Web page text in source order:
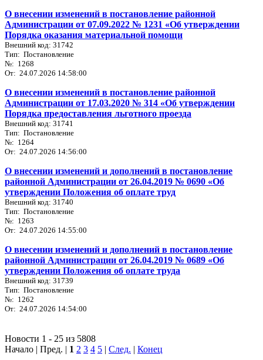
О внесении изменений в постановление районной
Администрации от 07.09.2022 № 1231 «Об утверждении
Порядка оказания материальной помощи
Внешний код: 31742
Тип: Постановление
№: 1268
От: 24.07.2026 14:58:00
О внесении изменений в постановление районной
Администрации от 17.03.2020 № 314 «Об утверждении
Порядка предоставления льготного проезда
Внешний код: 31741
Тип: Постановление
№: 1264
От: 24.07.2026 14:56:00
О внесении изменений и дополнений в постановление
районной Администрации от 26.04.2019 № 0690 «Об
утверждении Положения об оплате труд
Внешний код: 31740
Тип: Постановление
№: 1263
От: 24.07.2026 14:55:00
О внесении изменений и дополнений в постановление
районной Администрации от 26.04.2019 № 0689 «Об
утверждении Положения об оплате труда
Внешний код: 31739
Тип: Постановление
№: 1262
От: 24.07.2026 14:54:00
Новости 1 - 25 из 5808
Начало | Пред. | 1 2 3 4 5 | След. | Конец